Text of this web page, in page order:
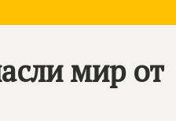
мир от